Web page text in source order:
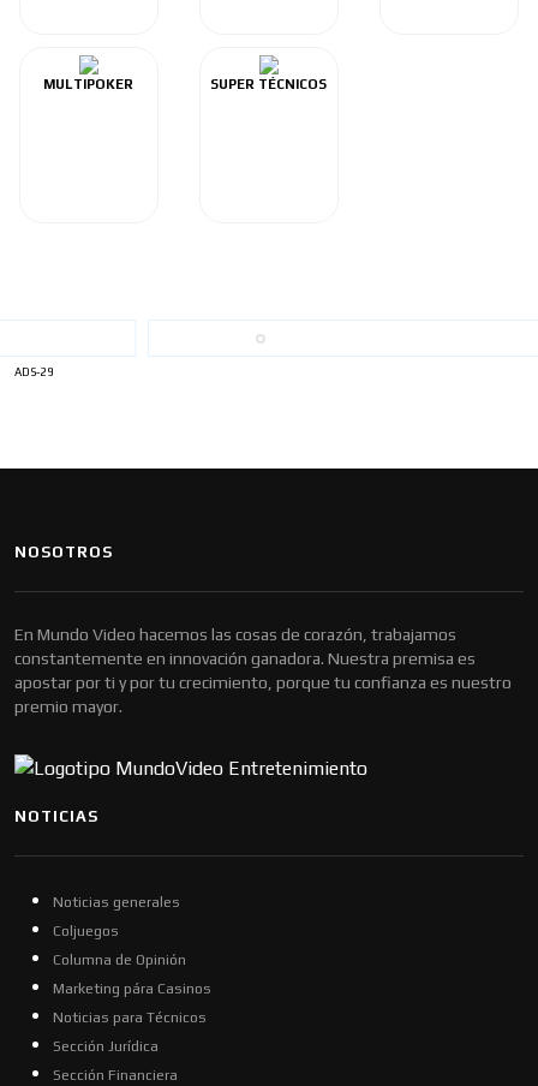
MULTIPOKER SUPER TÉCNICOS
ADS-29
NOSOTROS
En Mundo Video hacemos las cosas de corazón, trabajamos
constantemente en innovación ganadora. Nuestra premisa es
apostar por ti y por tu crecimiento, porque tu confianza es nuestro
premio mayor.
NOTICIAS
Noticias generales
Coljuegos
Columna de Opinión
Marketing pára Casinos
Noticias para Técnicos
Sección Jurídica
Sección Financiera